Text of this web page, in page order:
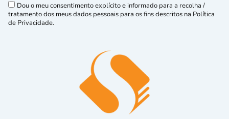
Dou o meu consentimento explícito e informado para a recolha /
tratamento dos meus dados pessoais para os fins descritos na Política
de Privacidade.